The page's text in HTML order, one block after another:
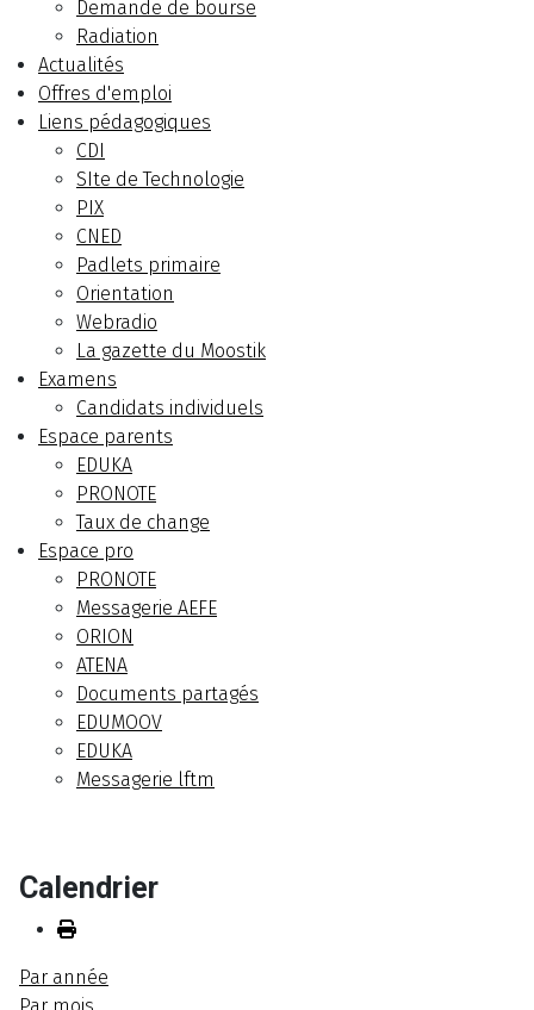
Demande de bourse
Radiation
Actualités
Offres d'emploi
Liens pédagogiques
CDI
SIte de Technologie
PIX
CNED
Padlets primaire
Orientation
Webradio
La gazette du Moostik
Examens
Candidats individuels
Espace parents
EDUKA
PRONOTE
Taux de change
Espace pro
PRONOTE
Messagerie AEFE
ORION
ATENA
Documents partagés
EDUMOOV
EDUKA
Messagerie lftm
Calendrier
Par année